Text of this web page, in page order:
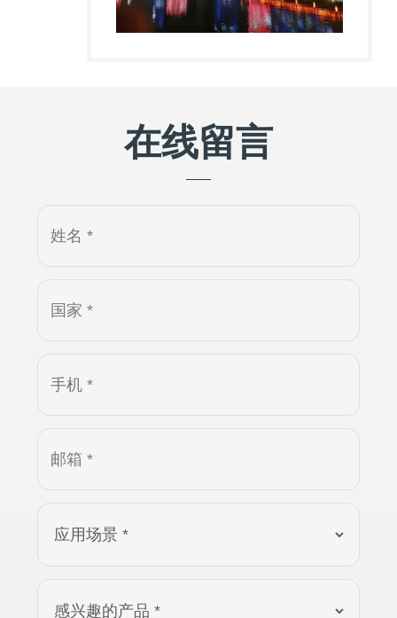
在线留言